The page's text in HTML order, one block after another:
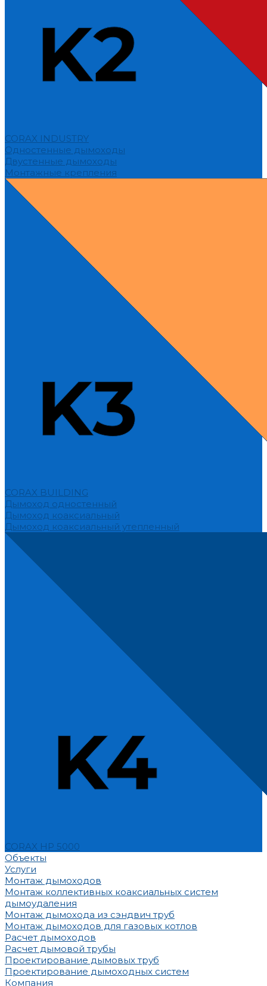
CORAX INDUSTRY
Одностенные дымоходы
Двустенные дымоходы
Монтажные крепления
CORAX BUILDING
Дымоход одностенный
Дымоход коаксиальный
Дымоход коаксиальный утепленный
CORAX HP 5000
Объекты
Услуги
Монтаж дымоходов
Монтаж коллективных коаксиальных систем
дымоудаления
Монтаж дымохода из сэндвич труб
Монтаж дымоходов для газовых котлов
Расчет дымоходов
Расчет дымовой трубы
Проектирование дымовых труб
Проектирование дымоходных систем
Компания